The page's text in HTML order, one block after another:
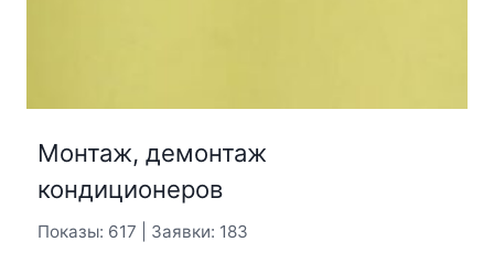
Монтаж, демонтаж
кондиционеров
Показы: 617 | Заявки: 183